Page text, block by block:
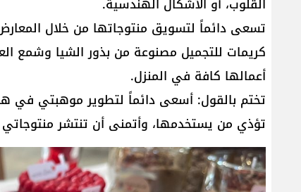
تسعى دائماً لتسويق منتوجاتها من خلال
كريمات للتجميل مصنوعة من بذور الشيا وشمع
أعمالها كافة في المنزل.
تختم بالقول: أسعى دائماً لتطوير موهبتي في
تؤذي من يستخدمها، وأتمنى أن تنتشر